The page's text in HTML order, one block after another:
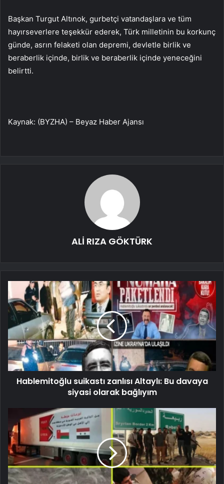
Başkan Turgut Altınok, gurbetçi vatandaşlara ve tüm
hayırseverlere teşekkür ederek, Türk milletinin bu korkunç
günde, asrın felaketi olan depremi, devletle birlik ve
beraberlik içinde, birlik ve beraberlik içinde yeneceğini
belirtti.
Kaynak: (BYZHA) – Beyaz Haber Ajansı
ALİ RIZA GÖKTÜRK
Hablemitoğlu suikastı zanlısı Altaylı: Bu davaya
siyasi olarak bağlıyım